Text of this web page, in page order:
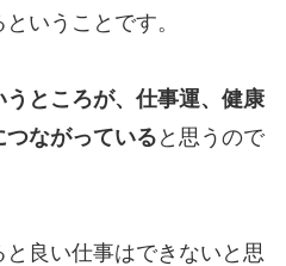
いうことです。
うところが、仕事運、健康
ながっている と思うので
良い仕事はできないと思